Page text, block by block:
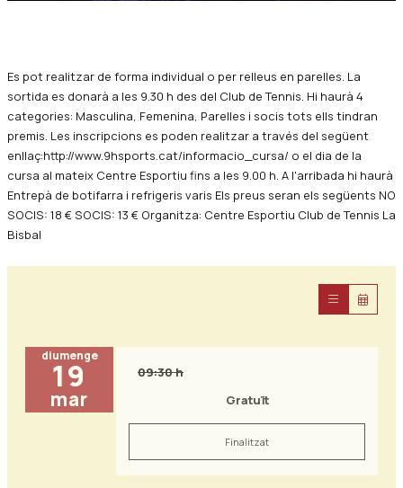
Es pot realitzar de forma individual o per relleus en parelles. La
sortida es donarà a les 9.30 h des del Club de Tennis. Hi haurà 4
categories: Masculina, Femenina, Parelles i socis tots ells tindran
premis. Les inscripcions es poden realitzar a través del següent
enllaç:http://www.9hsports.cat/informacio_cursa/ o el dia de la
cursa al mateix Centre Esportiu fins a les 9.00 h. A l'arribada hi haurà
Entrepà de botifarra i refrigeris varis Els preus seran els següents NO
SOCIS: 18 € SOCIS: 13 € Organitza: Centre Esportiu Club de Tennis La
Bisbal
diumenge
19
mar
09:30 h
Gratuït
Finalitzat